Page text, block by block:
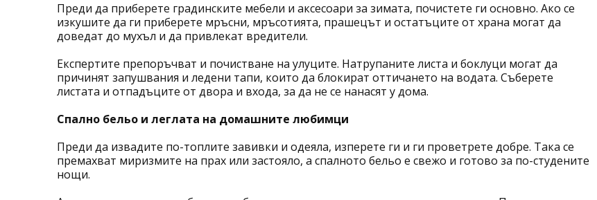
Преди да приберете градинските мебели и аксесоари за зимата, почистете ги основно. Ако се
изкушите да ги приберете мръсни, мръсотията, прашецът и остатъците от храна могат да
доведат до мухъл и да привлекат вредители.
Експертите препоръчват и почистване на улуците. Натрупаните листа и боклуци могат да
причинят запушвания и ледени тапи, които да блокират оттичането на водата. Съберете
листата и отпадъците от двора и входа, за да не се нанасят у дома.
Спално бельо и леглата на домашните любимци
Преди да извадите по-топлите завивки и одеяла, изперете ги и ги проветрете добре. Така се
премахват миризмите на прах или застояло, а спалното бельо е свежо и готово за по-студените
нощи.